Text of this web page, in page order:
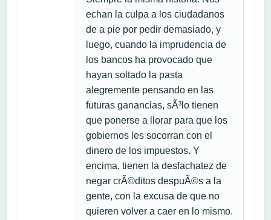
echan la culpa a los ciudadanos
de a pie por pedir demasiado, y
luego, cuando la imprudencia de
los bancos ha provocado que
hayan soltado la pasta
alegremente pensando en las
futuras ganancias, sÃ³lo tienen
que ponerse a llorar para que los
gobiernos les socorran con el
dinero de los impuestos. Y
encima, tienen la desfachatez de
negar crÃ©ditos despuÃ©s a la
gente, con la excusa de que no
quieren volver a caer en lo mismo.